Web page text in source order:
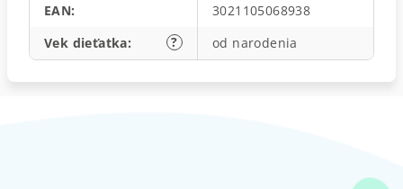
EAN:
3021105068938
?
Vek dieťatka: od narodenia